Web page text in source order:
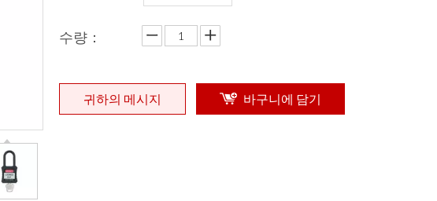
수량：
귀하의 메시지 바구니에 담기